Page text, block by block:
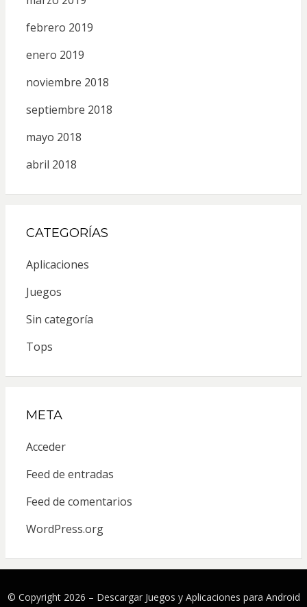
febrero 2019
enero 2019
noviembre 2018
septiembre 2018
mayo 2018
abril 2018
CATEGORÍAS
Aplicaciones
Juegos
Sin categoría
Tops
META
Acceder
Feed de entradas
Feed de comentarios
WordPress.org
© Copyright 2026 – Descargar Juegos y Aplicaciones para Android